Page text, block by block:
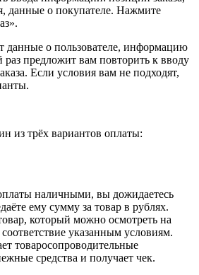
данные о покупателе. Нажмите
данные о пользователе, информацию
раз предложит вам повторить к вводу
Если условия вам не подходят,
из трёх вариантов оплаты:
наличными, вы дожидаетесь
ему сумму за товар в рублях.
который можно осмотреть на
указанным условиям.
товаросопроводительные
средства и получает чек.